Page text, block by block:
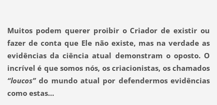
Muitos podem querer proibir o Criador de existir ou
fazer de conta que Ele não existe, mas na verdade as
evidências da ciência atual demonstram o oposto. O
incrível é que somos nós, os criacionistas, os chamados
“loucos”do mundo atual por defendermos evidências
como estas…